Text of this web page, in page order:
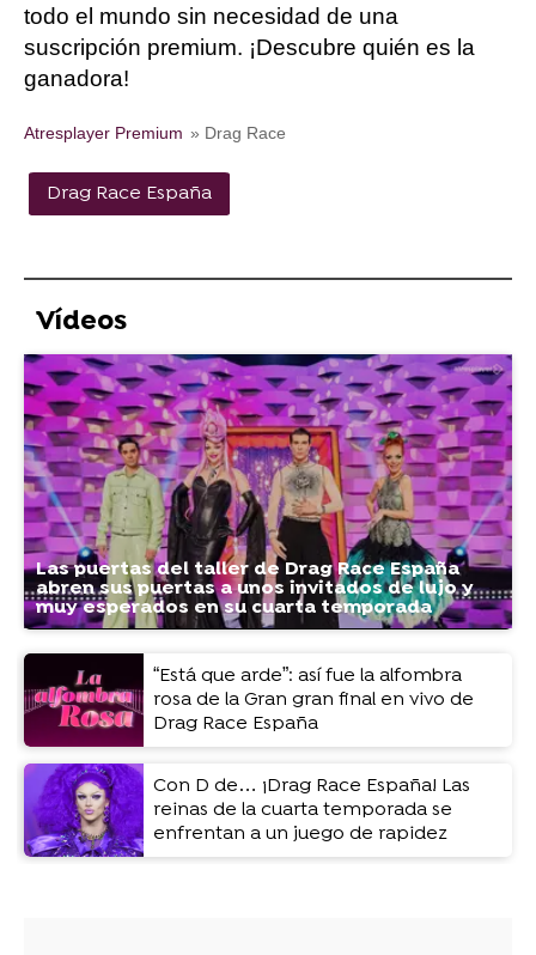
todo el mundo sin necesidad de una
suscripción premium. ¡Descubre quién es la
ganadora!
Atresplayer Premium » Drag Race
Drag Race España
Vídeos
Las puertas del taller de Drag Race España
abren sus puertas a unos invitados de lujo y
muy esperados en su cuarta temporada
“Está que arde”: así fue la alfombra
rosa de la Gran gran final en vivo de
Drag Race España
Con D de… ¡Drag Race España! Las
reinas de la cuarta temporada se
enfrentan a un juego de rapidez